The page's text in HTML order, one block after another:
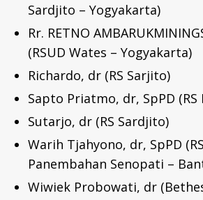
Sardjito – Yogyakarta)
Rr. RETNO
(RSUD Wates – Yogyakarta)
Richardo, dr (RS Sarjito)
Sapto Priatmo, dr, SpPD (RS
Sutarjo, dr (RS Sardjito)
Warih Tjahyono, dr, SpPD
Panembahan Senopati –
Wiwiek Probowati, dr